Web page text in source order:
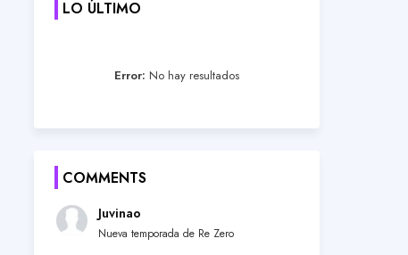
LO ÚLTIMO
Error: No hay resultados
COMMENTS
Juvinao
Nueva temporada de Re Zero